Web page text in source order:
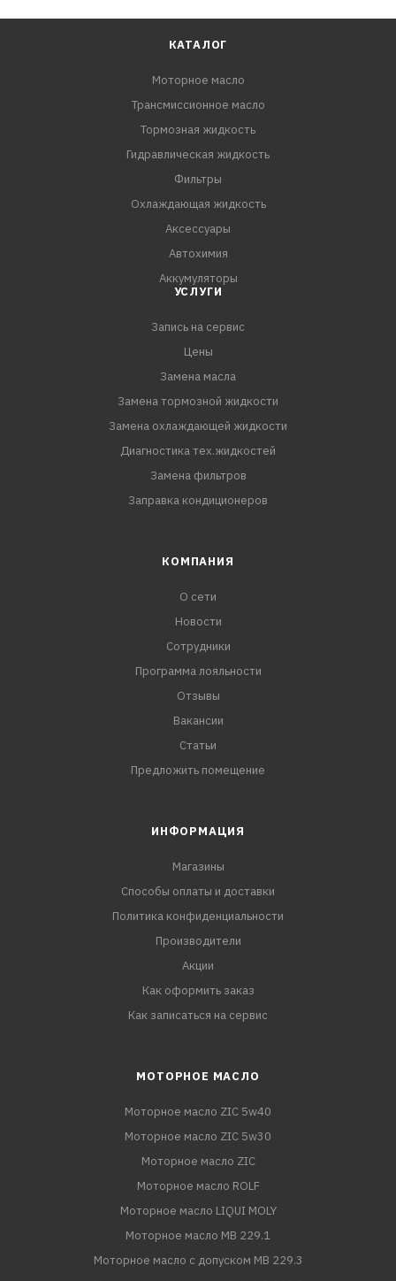
КАТАЛОГ
Моторное масло
Трансмиссионное масло
Тормозная жидкость
Гидравлическая жидкость
Фильтры
Охлаждающая жидкость
Аксессуары
Автохимия
Аккумуляторы
УСЛУГИ
Запись на сервис
Цены
Замена масла
Замена тормозной жидкости
Замена охлаждающей жидкости
Диагностика тех.жидкостей
Замена фильтров
Заправка кондиционеров
КОМПАНИЯ
О сети
Новости
Сотрудники
Программа лояльности
Отзывы
Вакансии
Статьи
Предложить помещение
ИНФОРМАЦИЯ
Магазины
Способы оплаты и доставки
Политика конфиденциальности
Производители
Акции
Как оформить заказ
Как записаться на сервис
МОТОРНОЕ МАСЛО
Моторное масло ZIC 5w40
Моторное масло ZIC 5w30
Моторное масло ZIC
Моторное масло ROLF
Моторное масло LIQUI MOLY
Моторное масло MB 229.1
Моторное масло с допуском MB 229.3